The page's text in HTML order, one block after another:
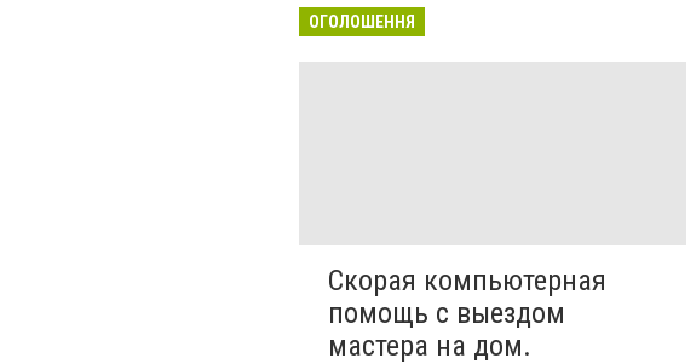
ОГОЛОШЕННЯ
Скорая компьютерная
помощь с выездом
мастера на дом.